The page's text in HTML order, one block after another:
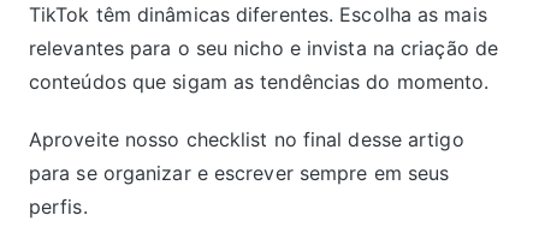
TikTok têm dinâmicas diferentes. Escolha as mais
relevantes para o seu nicho e invista na criação de
conteúdos que sigam as tendências do momento.
Aproveite nosso checklist no final desse artigo
para se organizar e escrever sempre em seus
perfis.